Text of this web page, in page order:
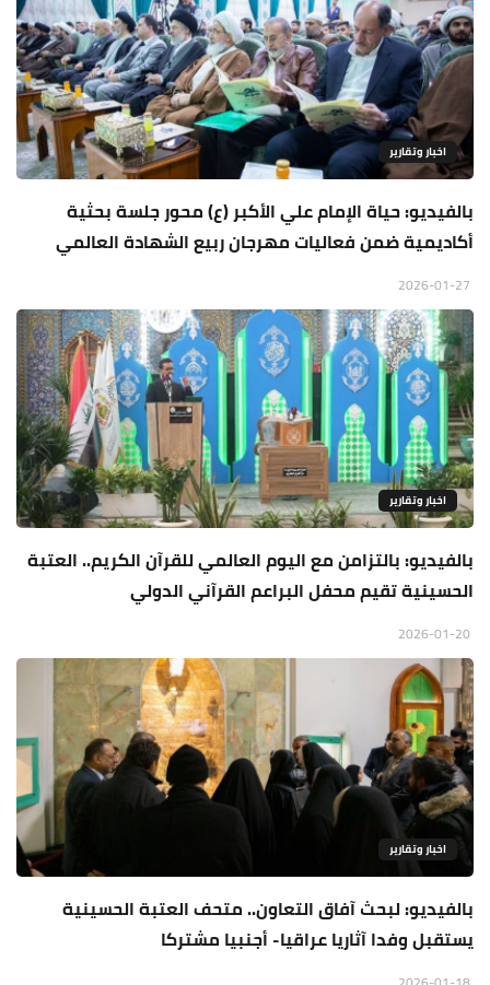
اخبار وتقارير
بالفيديو: حياة الإمام علي الأكبر (ع) محور جلسة بحثية
أكاديمية ضمن فعاليات مهرجان ربيع الشهادة العالمي
اخبار وتقارير
بالفيديو: بالتزامن مع اليوم العالمي للقرآن الكريم.. العتبة
الحسينية تقيم محفل البراعم القرآني الدولي
اخبار وتقارير
بالفيديو: لبحث آفاق التعاون.. متحف العتبة الحسينية
يستقبل وفدا آثاريا عراقيا- أجنبيا مشتركا